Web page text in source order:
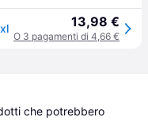
13,98 €
O 3 pagamenti di 4,66 €
che potrebbero